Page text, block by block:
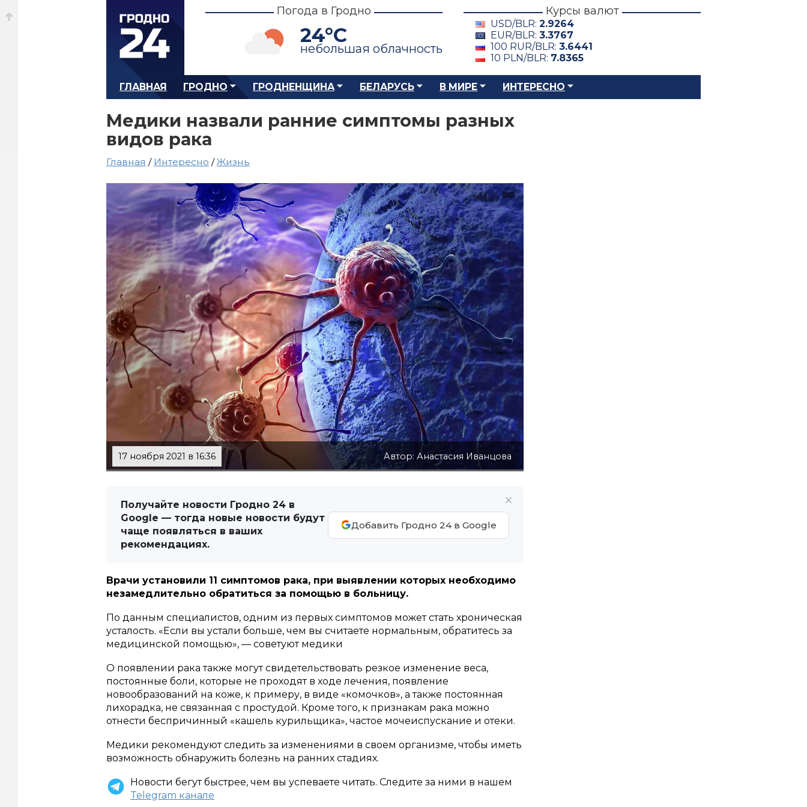
Погода в Гродно
24°C
небольшая облачность
Курсы валют
USD/BLR: 2.9264
EUR/BLR: 3.3767
100 RUR/BLR: 3.6441
10 PLN/BLR: 7.8365
ГЛАВНАЯ ГРОДНО ГРОДНЕНЩИНА БЕЛАРУСЬ В МИРЕ ИНТЕРЕСНО
Медики назвали ранние симптомы разных
видов рака
Главная / Интересно /Жизнь
17 ноября 2021 в 16:36 Автор: Анастасия Иванцова
Получайте новости Гродно 24 в
Google — тогда новые новости будут
чаще появляться в ваших
рекомендациях.
Добавить Гродно 24 в Google
Врачи установили 11 симптомов рака, при выявлении которых необходимо
незамедлительно обратиться за помощью в больницу.
По данным специалистов, одним из первых симптомов может стать хроническая
усталость. «Если вы устали больше, чем вы считаете нормальным, обратитесь за
медицинской помощью», — советуют медики
О появлении рака также могут свидетельствовать резкое изменение веса,
постоянные боли, которые не проходят в ходе лечения, появление
новообразований на коже, к примеру, в виде «комочков», а также постоянная
лихорадка, не связанная с простудой. Кроме того, к признакам рака можно
отнести беспричинный «кашель курильщика», частое мочеиспускание и отеки.
Медики рекомендуют следить за изменениями в своем организме, чтобы иметь
возможность обнаружить болезнь на ранних стадиях.
Новости бегут быстрее, чем вы успеваете читать. Следите за ними в нашем
Telegram канале